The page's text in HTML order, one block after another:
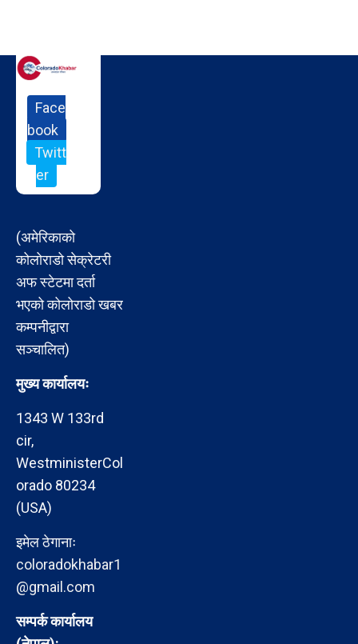
Face
book
Twitt
er
(अमेरिकाको
कोलोराडो सेक्रेटरी
अफ स्टेटमा दर्ता
भएको कोलोराडो खबर
कम्पनीद्वारा
सञ्चालित)
मुख्य कार्यालयः
1343 W 133rd
cir,
WestministerCol
orado 80234
(USA)
इमेल ठेगानाः
coloradokhabar1
@gmail.com
सम्पर्क कार्यालय